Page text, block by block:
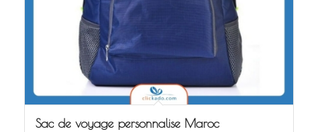
Sac de voyage personnalise Maroc